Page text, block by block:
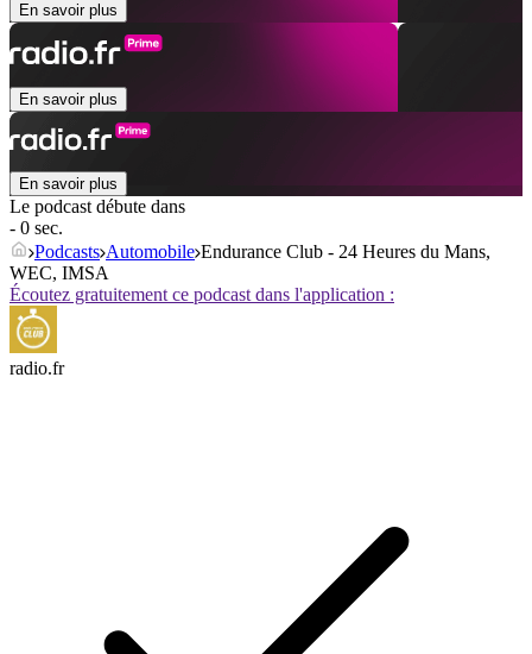
En savoir plus
En savoir plus
En savoir plus
Le podcast débute dans
- 0 sec.
Podcasts Automobile Endurance Club - 24 Heures du Mans,
WEC, IMSA
Écoutez gratuitement ce podcast dans l'application :
radio.fr